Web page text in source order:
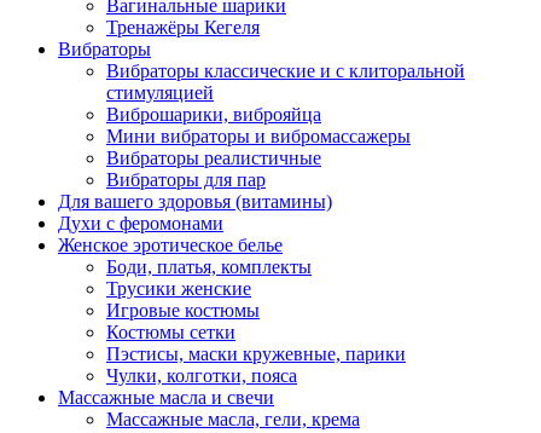
Вагинальные шарики
Тренажёры Кегеля
Вибраторы
Вибраторы классические и с клиторальной
стимуляцией
Виброшарики, виброяйца
Мини вибраторы и вибромассажеры
Вибраторы реалистичные
Вибраторы для пар
Для вашего здоровья (витамины)
Духи с феромонами
Женское эротическое белье
Боди, платья, комплекты
Трусики женские
Игровые костюмы
Костюмы сетки
Пэстисы, маски кружевные, парики
Чулки, колготки, пояса
Массажные масла и свечи
Массажные масла, гели, крема